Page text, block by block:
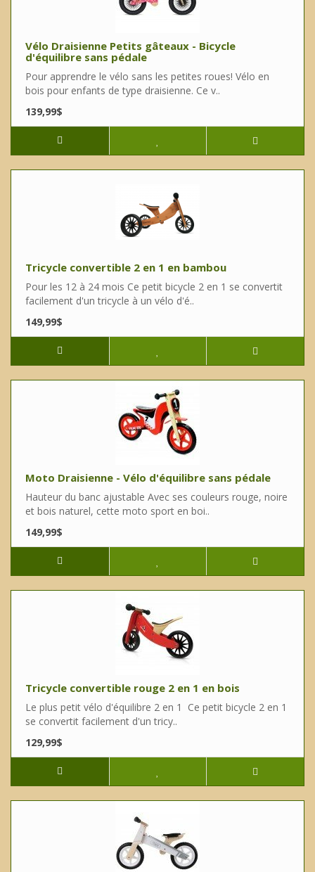
Vélo Draisienne Petits gâteaux - Bicycle
d'équilibre sans pédale
Pour apprendre le vélo sans les petites roues! Vélo en
bois pour enfants de type draisienne. Ce v..
139,99$
Tricycle convertible 2 en 1 en bambou
Pour les 12 à 24 mois Ce petit bicycle 2 en 1 se convertit
facilement d'un tricycle à un vélo d'é..
149,99$
Moto Draisienne - Vélo d'équilibre sans pédale
Hauteur du banc ajustable Avec ses couleurs rouge, noire
et bois naturel, cette moto sport en boi..
149,99$
Tricycle convertible rouge 2 en 1 en bois
Le plus petit vélo d'équilibre 2 en 1 Ce petit bicycle 2 en 1
se convertit facilement d'un tricy..
129,99$